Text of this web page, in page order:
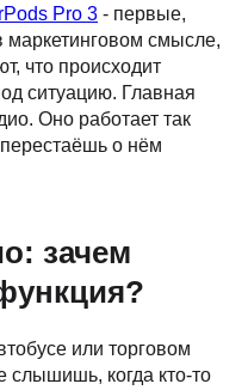
Pro 3 - первые,
смысле,
что происходит
ситуацию. Главная
Оно работает так
о нём
зачем
или торговом
слышишь, когда кто-то